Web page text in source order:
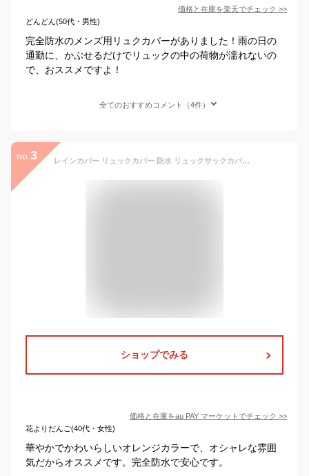
価格と在庫を楽天でチェック >>
どんどん(50代・男性)
完全防水のメンズ用リュクカバーがありました！雨の日の
通勤に、かぶせるだけでリュックの中の荷物が濡れないの
で、おススメですよ！
全てのおすすめコメント（4件）
no. 3 レインカバー リュックカバー 防水 リュックサックカバー ザックカバー 雨用 反射材 完全防水 ベルト オレンジ XS
ショップでみる
価格と在庫をau PAY マーケット でチェック >>
花よりだんご(40代・女性)
華やかでかわいらしいオレンジカラーで、オシャレな雰囲
気だからオススメです。完全防水で安心です。